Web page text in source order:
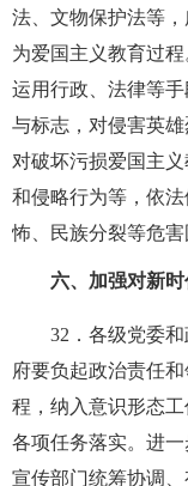
法、文物保护法等
为爱国主义教育过
运用行政、法律等
与标志，对侵害英
对破坏污损爱国主
和侵略行为等，依
怖、民族分裂等危害
六、加强对新
32 ．各级党委
府要负起政治责任
程，纳入意识形态
各项任务落实。进一
宣传部门统筹协调